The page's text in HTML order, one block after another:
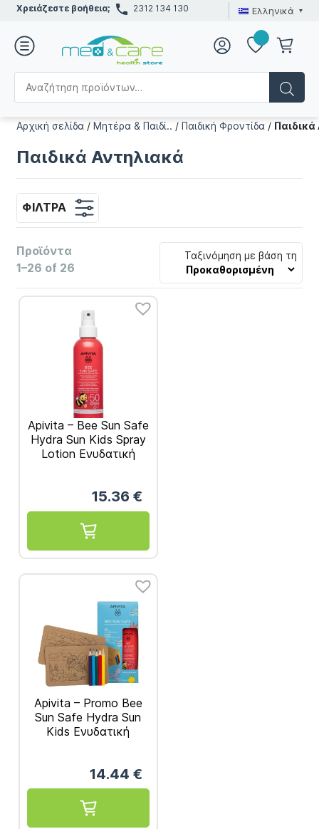
Χρειάζεστε βοήθεια; 2312 134 130 Ελληνικά
Αρχική σελίδα /Μητέρα & Παιδί.. /Παιδική Φροντίδα /
Παιδικά Αντηλιακά
ΦΊΛΤΡΑ
Προϊόντα
1–26 of 26
Ταξινόμηση με βάση τη
Apivita – Bee Sun Safe
Hydra Sun Kids Spray
Lotion Ενυδατική
15.36 €
Apivita – Promo Bee
Sun Safe Hydra Sun
Kids Ενυδατική
SPF50 200ml & 2
Παζλ & Χρωματιστές
Ξυλομπογιές
14.44 €